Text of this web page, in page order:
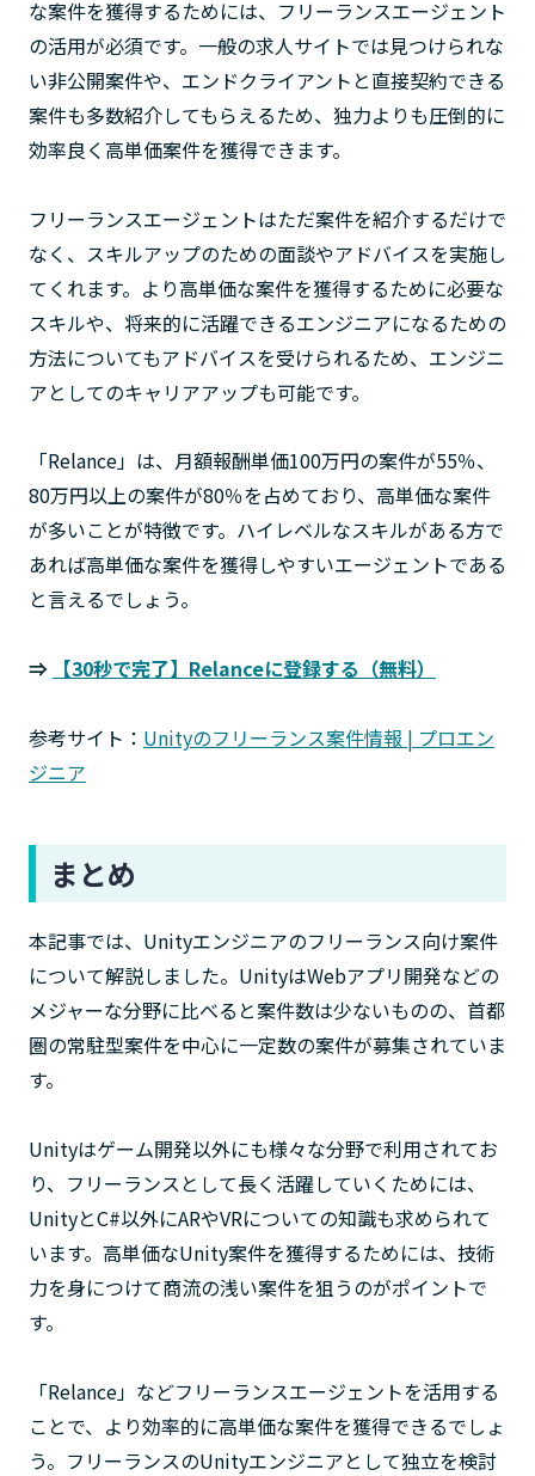
な案件を獲得するためには、フリーランスエージェント
の活用が必須です。一般の求人サイトでは見つけられな
い非公開案件や、エンドクライアントと直接契約できる
案件も多数紹介してもらえるため、独力よりも圧倒的に
効率良く高単価案件を獲得できます。
フリーランスエージェントはただ案件を紹介するだけで
なく、スキルアップのための面談やアドバイスを実施し
てくれます。より高単価な案件を獲得するために必要な
スキルや、将来的に活躍できるエンジニアになるための
方法についてもアドバイスを受けられるため、エンジニ
アとしてのキャリアアップも可能です。
「Relance」は、月額報酬単価100万円の案件が55％、
80万円以上の案件が80％を占めており、高単価な案件
が多いことが特徴です。ハイレベルなスキルがある方で
あれば高単価な案件を獲得しやすいエージェントである
と言えるでしょう。
⇒ 【30秒で完了】Relanceに登録する（無料）
参考サイト： Unityのフリーランス案件情報 | プロエン
ジニア
まとめ
本記事では、Unityエンジニアのフリーランス向け案件
について解説しました。UnityはWebアプリ開発などの
メジャーな分野に比べると案件数は少ないものの、首都
圏の常駐型案件を中心に一定数の案件が募集されていま
す。
Unityはゲーム開発以外にも様々な分野で利用されてお
り、フリーランスとして長く活躍していくためには、
UnityとC#以外にARやVRについての知識も求められて
います。高単価なUnity案件を獲得するためには、技術
力を身につけて商流の浅い案件を狙うのがポイントで
す。
「Relance」などフリーランスエージェントを活用する
ことで、より効率的に高単価な案件を獲得できるでしょ
う。フリーランスのUnityエンジニアとして独立を検討